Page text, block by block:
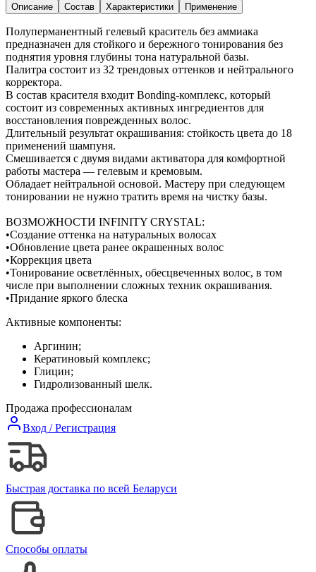
Описание
Состав Характеристики Применение
Полуперманентный гелевый краситель без аммиака
предназначен для стойкого и бережного тонирования без
поднятия уровня глубины тона натуральной базы.
Палитра состоит из 32 трендовых оттенков и нейтрального
корректора.
В состав красителя входит Bonding-комплекс, который
состоит из современных активных ингредиентов для
восстановления поврежденных волос.
Длительный результат окрашивания: стойкость цвета до 18
применений шампуня.
Смешивается с двумя видами активатора для комфортной
работы мастера — гелевым и кремовым.
Обладает нейтральной основой. Мастеру при следующем
тонировании не нужно тратить время на чистку базы.
ВОЗМОЖНОСТИ INFINITY CRYSTAL:
•Создание оттенка на натуральных волосах
•Обновление цвета ранее окрашенных волос
•Коррекция цвета
•Тонирование осветлённых, обесцвеченных волос, в том
числе при выполнении сложных техник окрашивания.
•Придание яркого блеска
Активные компоненты:
Аргинин;
Кератиновый комплекс;
Глицин;
Гидролизованный шелк.
Продажа профессионалам
Вход / Регистрация
Быстрая доставка по всей Беларуси
Способы оплаты